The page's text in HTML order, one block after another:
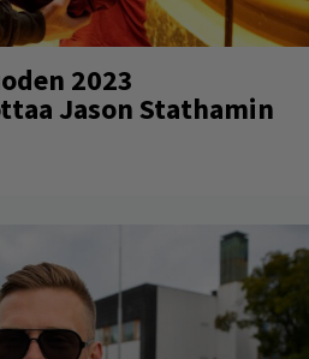
2023
Jason Stathamin